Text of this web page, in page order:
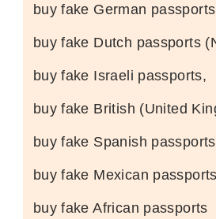
buy fake German
buy fake Dutch passports
buy fake Israeli passports,
buy fake British (United
buy fake Spanish
buy fake Mexican
buy fake African passports